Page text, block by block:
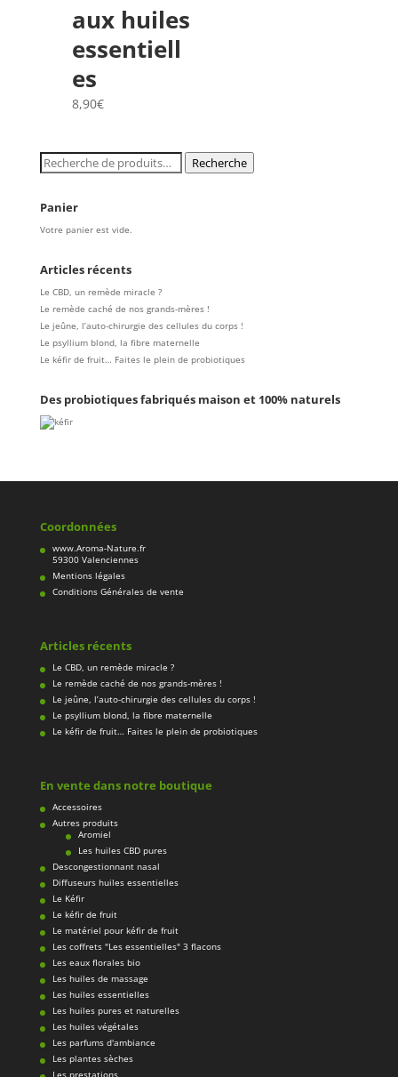
aux huiles
essentiell
es
8,90€
Recherche
pour :
Recherche
Panier
Votre panier est vide.
Articles récents
Le CBD, un remède miracle ?
Le remède caché de nos grands-mères !
Le jeûne, l’auto-chirurgie des cellules du corps !
Le psyllium blond, la fibre maternelle
Le kéfir de fruit… Faites le plein de probiotiques
Des probiotiques fabriqués maison et 100% naturels
Coordonnées
www.Aroma-Nature.fr
59300 Valenciennes
Mentions légales
Conditions Générales de vente
Articles récents
Le CBD, un remède miracle ?
Le remède caché de nos grands-mères !
Le jeûne, l’auto-chirurgie des cellules du corps !
Le psyllium blond, la fibre maternelle
Le kéfir de fruit… Faites le plein de probiotiques
En vente dans notre boutique
Accessoires
Autres produits
Aromiel
Les huiles CBD pures
Descongestionnant nasal
Diffuseurs huiles essentielles
Le Kéfir
Le kéfir de fruit
Le matériel pour kéfir de fruit
Les coffrets "Les essentielles" 3 flacons
Les eaux florales bio
Les huiles de massage
Les huiles essentielles
Les huiles pures et naturelles
Les huiles végétales
Les parfums d'ambiance
Les plantes sèches